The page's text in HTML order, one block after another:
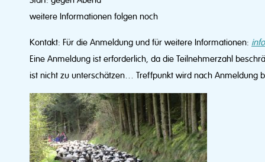
weitere Informationen folgen noch
Kontakt: Für die Anmeldung und für weitere Informationen:
Eine Anmeldung ist erforderlich, da die Teilnehmerzahl
ist nicht zu unterschätzen… Treffpunkt wird nach Anmeldung